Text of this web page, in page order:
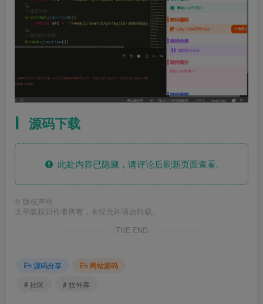
源码下载
此处内容已隐藏，请评论后刷新页面查看.
© 版权声明
文章版权归作者所有，未经允许请勿转载。
THE END
源码分享
网站源码
# 社区
# 软件库